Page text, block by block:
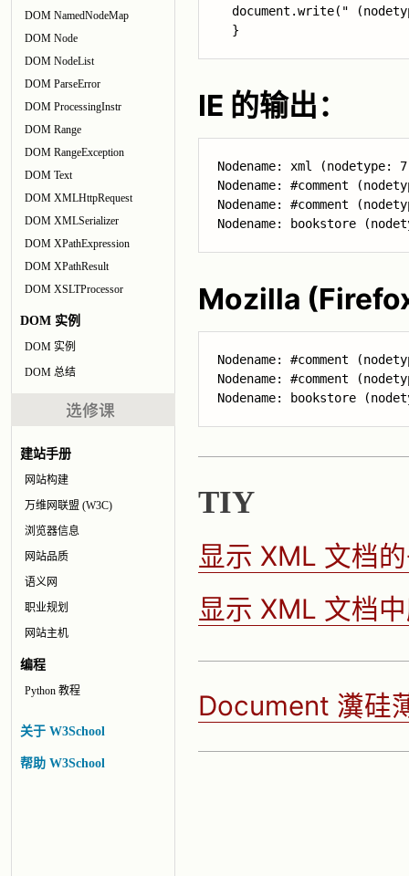
DOM NamedNodeMap
DOM Node
DOM NodeList
DOM ParseError
DOM ProcessingInstr
DOM Range
DOM RangeException
DOM Text
DOM XMLHttpRequest
DOM XMLSerializer
DOM XPathExpression
DOM XPathResult
DOM XSLTProcessor
DOM 实例
DOM 实例
DOM 总结
建站手册
网站构建
万维网联盟 (W3C)
浏览器信息
网站品质
语义网
职业规划
网站主机
编程
Python 教程
关于 W3School
帮助 W3School
document.write("
  }
IE 的输出：
Nodename: xml (nodetype:
Nodename: #comment
Nodename: #comment
Nodename: bookstore
Mozilla
Nodename: #comment
Nodename: #comment
Nodename: bookstore
TIY
显示 XML 文档
显示 XML 文档
Document 瀵硅